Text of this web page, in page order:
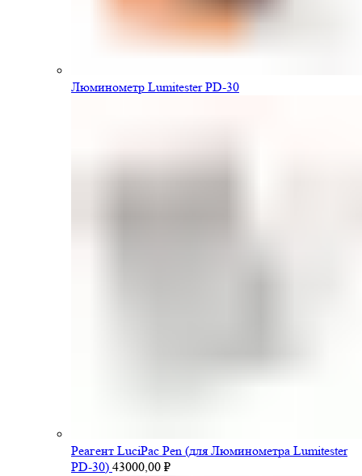
Люминометр Lumitester PD-30
Pеагент LuciPac Pen (для Люминометра Lumitester
PD-30) 43000,00 ₽